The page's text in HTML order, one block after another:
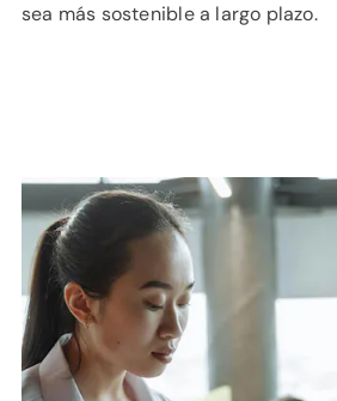
sea más sostenible a largo plazo.